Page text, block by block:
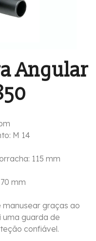
Angular
M 14
115 mm
mm
graças ao
uma guarda de
confiável.